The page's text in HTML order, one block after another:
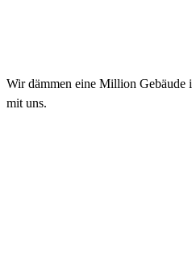
Wir dämmen eine Million Gebäude
mit uns.